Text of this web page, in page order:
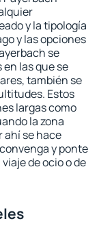
y la tipología
y las opciones
se
las que se
también se
Estos
largas como
la zona
ahí se hace
y ponte
de ocio o de